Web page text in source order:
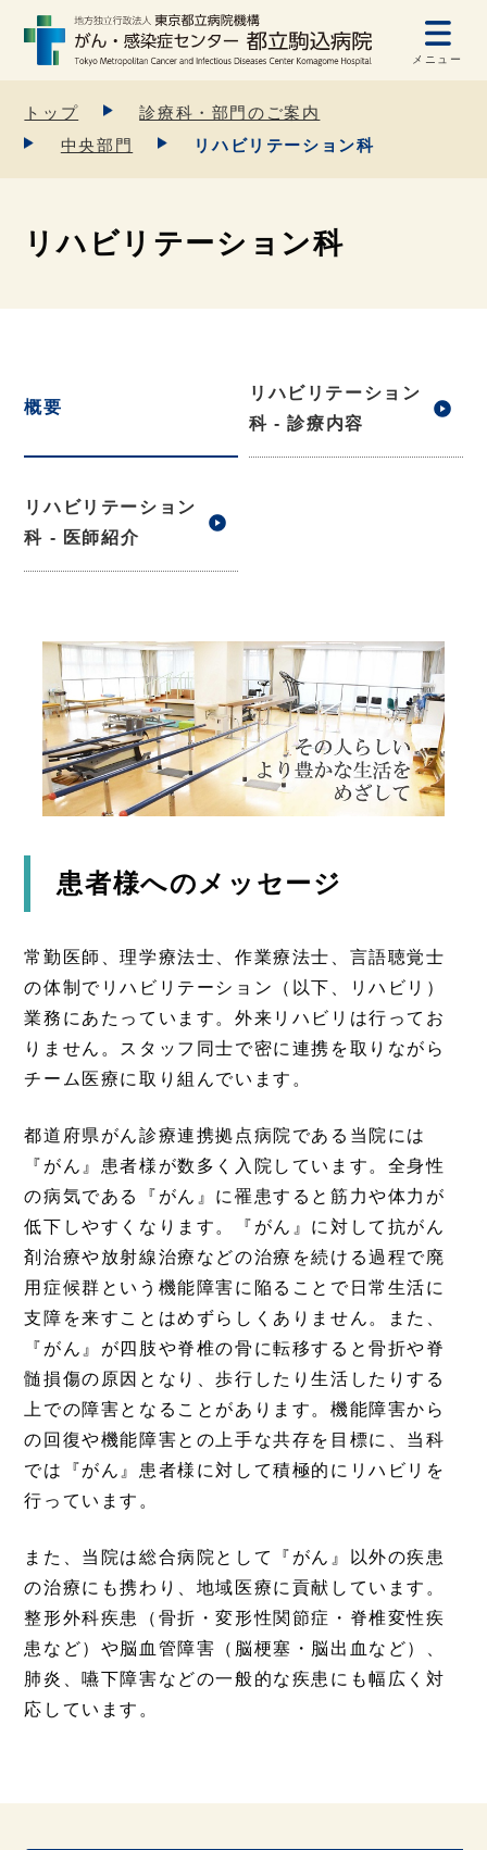
メニュー
トップ
診療科・部門のご案内
中央部門
リハビリテーション科
リハビリテーション科
概要
リハビリテーション
科 - 診療内容
リハビリテーション
科 - 医師紹介
患者様へのメッセージ
常勤医師、理学療法士、作業療法士、言語聴覚士
の体制でリハビリテーション（以下、リハビリ）
業務にあたっています。外来リハビリは行ってお
りません。スタッフ同士で密に連携を取りながら
チーム医療に取り組んでいます。
都道府県がん診療連携拠点病院である当院には
『がん』患者様が数多く入院しています。全身性
の病気である『がん』に罹患すると筋力や体力が
低下しやすくなります。『がん』に対して抗がん
剤治療や放射線治療などの治療を続ける過程で廃
用症候群という機能障害に陥ることで日常生活に
支障を来すことはめずらしくありません。また、
『がん』が四肢や脊椎の骨に転移すると骨折や脊
髄損傷の原因となり、歩行したり生活したりする
上での障害となることがあります。機能障害から
の回復や機能障害との上手な共存を目標に、当科
では『がん』患者様に対して積極的にリハビリを
行っています。
また、当院は総合病院として『がん』以外の疾患
の治療にも携わり、地域医療に貢献しています。
整形外科疾患（骨折・変形性関節症・脊椎変性疾
患など）や脳血管障害（脳梗塞・脳出血など）、
肺炎、嚥下障害などの一般的な疾患にも幅広く対
応しています。